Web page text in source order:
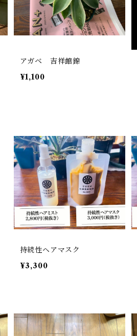
アガベ 吉祥館錦
¥1,100
持続性ヘアマスク
¥3,300